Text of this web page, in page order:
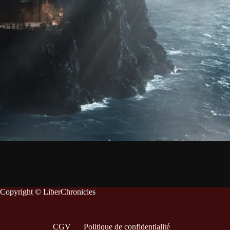
Copyright © LiberChronicles
CGV Politique de confidentialité